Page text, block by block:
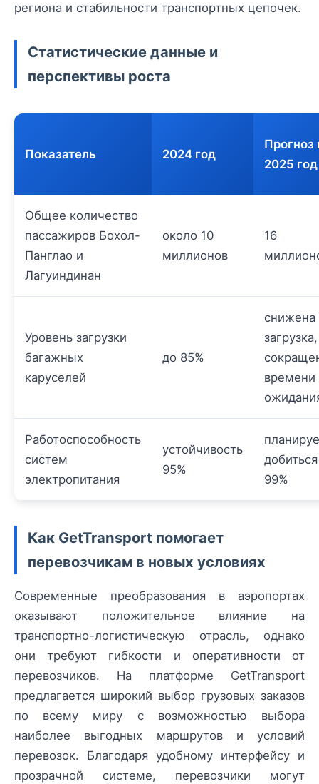
региона и стабильности транспортных цепочек.
Статистические данные и
перспективы роста
Показатель 2024 год
Прогноз
2025 год
Общее количество
пассажиров Бохол-
Панглао и
Лагуиндинан
около 10
миллионов
16
Уровень загрузки
багажных
каруселей
до 85%
снижена
загрузка,
времени
Работоспособность
систем
электропитания
устойчивость
95%
добиться
99%
Как GetTransport помогает
перевозчикам в новых условиях
Современные преобразования в аэропортах
оказывают положительное влияние на
транспортно-логистическую отрасль, однако
они требуют гибкости и оперативности от
перевозчиков. На платформе GetTransport
предлагается широкий выбор грузовых заказов
по всему миру с возможностью выбора
наиболее выгодных маршрутов и условий
перевозок. Благодаря удобному интерфейсу и
прозрачной системе, перевозчики могут